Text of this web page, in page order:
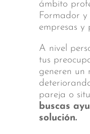
ámbito
Formador y
empresas y
A nivel
tus
generen un
pareja o
buscas
solución.